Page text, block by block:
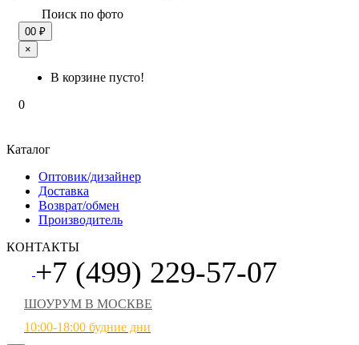
Поиск по фото
00 ₽
×
В корзине пусто!
0
Каталог
Оптовик/дизайнер
Доставка
Возврат/обмен
Производитель
КОНТАКТЫ
+7 (499) 229-57-07
ШОУРУМ В МОСКВЕ
10:00-18:00 будние дни